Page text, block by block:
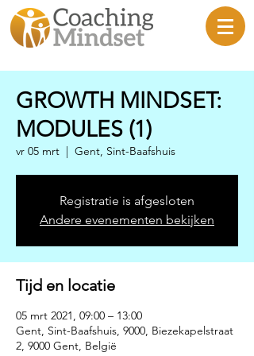
GROWTH MINDSET:
MODULES (1)
vr 05 mrt
  |
Gent, Sint-Baafshuis
Registratie is afgesloten
Andere evenementen bekijken
Tijd en locatie
05 mrt 2021, 09:00 – 13:00
Gent, Sint-Baafshuis, 9000, Biezekapelstraat
2, 9000 Gent, België